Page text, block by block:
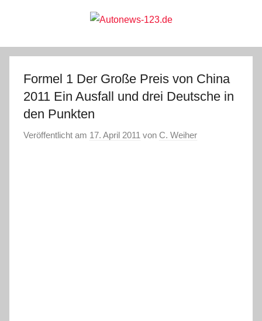
Autonews-
123.de
Formel 1 Der Große Preis von China
2011 Ein Ausfall und drei Deutsche in
den Punkten
Veröffentlicht am 17. April 2011 von C. Weiher